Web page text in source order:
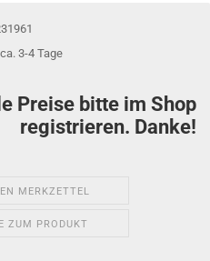
ca. 3-4 Tage
Preise bitte im Shop
registrieren. Danke!
MERKZETTEL
ZUM PRODUKT